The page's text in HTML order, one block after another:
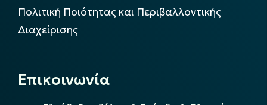
Πολιτική Ποιότητας και Περιβαλλοντικής
Διαχείρισης
Επικοινωνία